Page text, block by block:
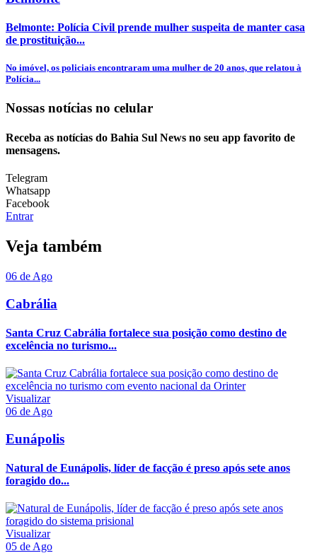
Belmonte: Polícia Civil prende mulher suspeita de manter casa
de prostituição...
No imóvel, os policiais encontraram uma mulher de 20 anos, que relatou à
Polícia...
Nossas notícias no celular
Receba as notícias do Bahia Sul News no seu app favorito de
mensagens.
Telegram
Whatsapp
Facebook
Entrar
Veja também
06 de Ago
Cabrália
Santa Cruz Cabrália fortalece sua posição como destino de
excelência no turismo...
Visualizar
06 de Ago
Eunápolis
Natural de Eunápolis, líder de facção é preso após sete anos
foragido do...
Visualizar
05 de Ago